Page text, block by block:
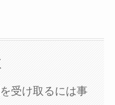
受け取るには事